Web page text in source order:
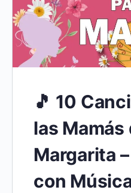
🎵 10
las Mamás
Margarita
con